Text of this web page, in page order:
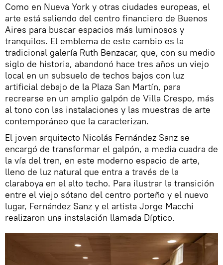
Como en Nueva York y otras ciudades europeas, el
arte está saliendo del centro financiero de Buenos
Aires para buscar espacios más luminosos y
tranquilos. El emblema de este cambio es la
tradicional galería Ruth Benzacar, que, con su medio
siglo de historia, abandonó hace tres años un viejo
local en un subsuelo de techos bajos con luz
artificial debajo de la Plaza San Martín, para
recrearse en un amplio galpón de Villa Crespo, más
al tono con las instalaciones y las muestras de arte
contemporáneo que la caracterizan.
El joven arquitecto Nicolás Fernández Sanz se
encargó de transformar el galpón, a media cuadra de
la vía del tren, en este moderno espacio de arte,
lleno de luz natural que entra a través de la
claraboya en el alto techo. Para ilustrar la transición
entre el viejo sótano del centro porteño y el nuevo
lugar, Fernández Sanz y el artista Jorge Macchi
realizaron una instalación llamada Díptico.